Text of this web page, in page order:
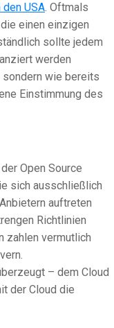
USA. Oftmals
einen einzigen
sollte jedem
werden
sondern wie bereits
Einstimmung des
Open Source
sich ausschließlich
auftreten
Richtlinien
zahlen vermutlich
– dem Cloud
der Cloud die